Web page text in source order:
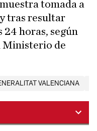
tomada a
tras resultar
24 horas, según
Ministerio de
VALENCIANA